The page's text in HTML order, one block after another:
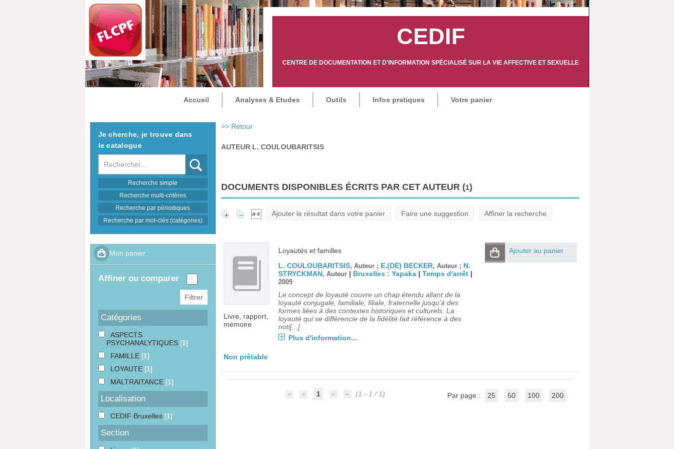
CEDIF
CENTRE DE DOCUMENTATION ET D’INFORMATION SPÉCIALISÉ SUR LA VIE AFFECTIVE ET SEXUELLE
Accueil Analyses & Etudes Outils Infos pratiques Votre panier
>> Retour
AUTEUR L. COULOUBARITSIS
DOCUMENTS DISPONIBLES ÉCRITS PAR CET AUTEUR (1)
Ajouter le résultat dans votre panier Faire une suggestion Affiner la recherche
Livre, rapport,
mémoire
Loyautés et familles
L. COULOUBARITSIS, Auteur ; E.(DE) BECKER, Auteur ; N.
STRYCKMAN, Auteur | Bruxelles : Yapaka| Temps d'arrêt|
2009
Le concept de loyauté couvre un chap étendu allant de la
loyauté conjugale, familiale, filiale, fraternelle jusqu'à des
formes liées à des contextes historiques et culturels. La
loyauté qui se différencie de la fidélité fait référence à des
noti[...]
Plus d'information...
Ajouter au panier
Non prêtable
1 (1 - 1 / 1) Par page : 25 50 100 200
Je cherche, je trouve dans
le catalogue
Recherche
Recherche simple
Recherche multi-critères
Recherche par périodiques
Recherche par mot-clés (catégories)
affiner ou comparer
Catégories
ASPECTS
PSYCHANALYTIQUES [1]
FAMILLE [1]
LOYAUTE [1]
MALTRAITANCE [1]
Localisation
CEDIF Bruxelles [1]
Section